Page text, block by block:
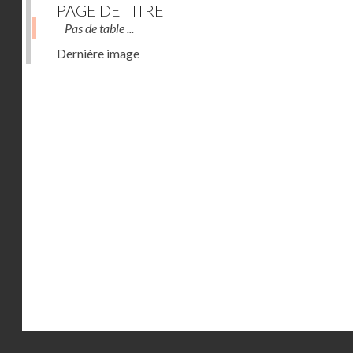
PAGE DE TITRE
Pas de table ...
Dernière image